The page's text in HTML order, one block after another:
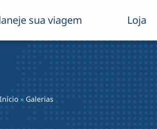
sua viagem Loja
Início» Galerias